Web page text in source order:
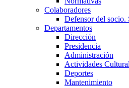
Colaboradores
Defensor del socio.
Departamentos
Dirección
Presidencia
Administración
Actividades
Deportes
Mantenimiento